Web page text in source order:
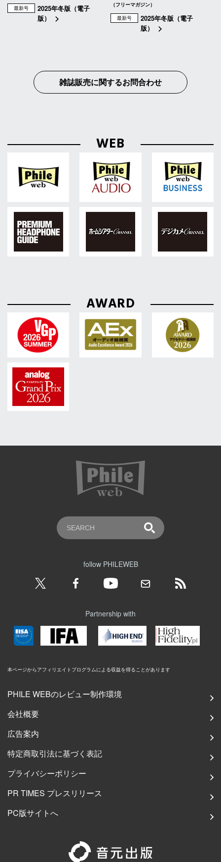
最新号
2025年冬版（電子
版）
（フリーマガジン）
最新号
2025年冬版（電子
版）
雑誌販売に関するお問合わせ
WEB
AWARD
follow PHILEWEB
Partnership with
本ページからアフィリエイトプログラムによる収益を得ることがあります
PHILE WEBのレビュー制作環境
会社概要
広告案内
特定商取引法に基づく表記
プライバシーポリシー
PR TIMES プレスリリース
PC版サイトへ